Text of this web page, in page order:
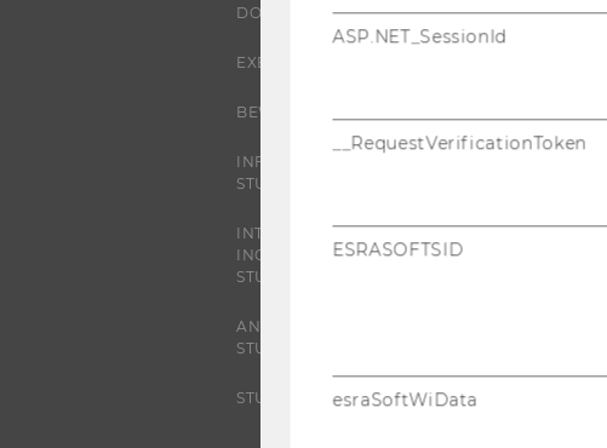
DOKTORAT / PHD
EXECUTIVE EDUCATION
BEWERBUNG UND ZULASSUNG
INFORMATIONEN FÜR
STUDIERENDE
INTERNATIONALE UND
INCOMING EXCHANGE
STUDIERENDE
ANGEBOTE FÜR SCHULEN UND
STUDIENINTERESSIERTE
STUDENT CLUBS
ASP.NET_SessionId
__RequestVerificationToken
ESRASOFTSID
esraSoftWiData